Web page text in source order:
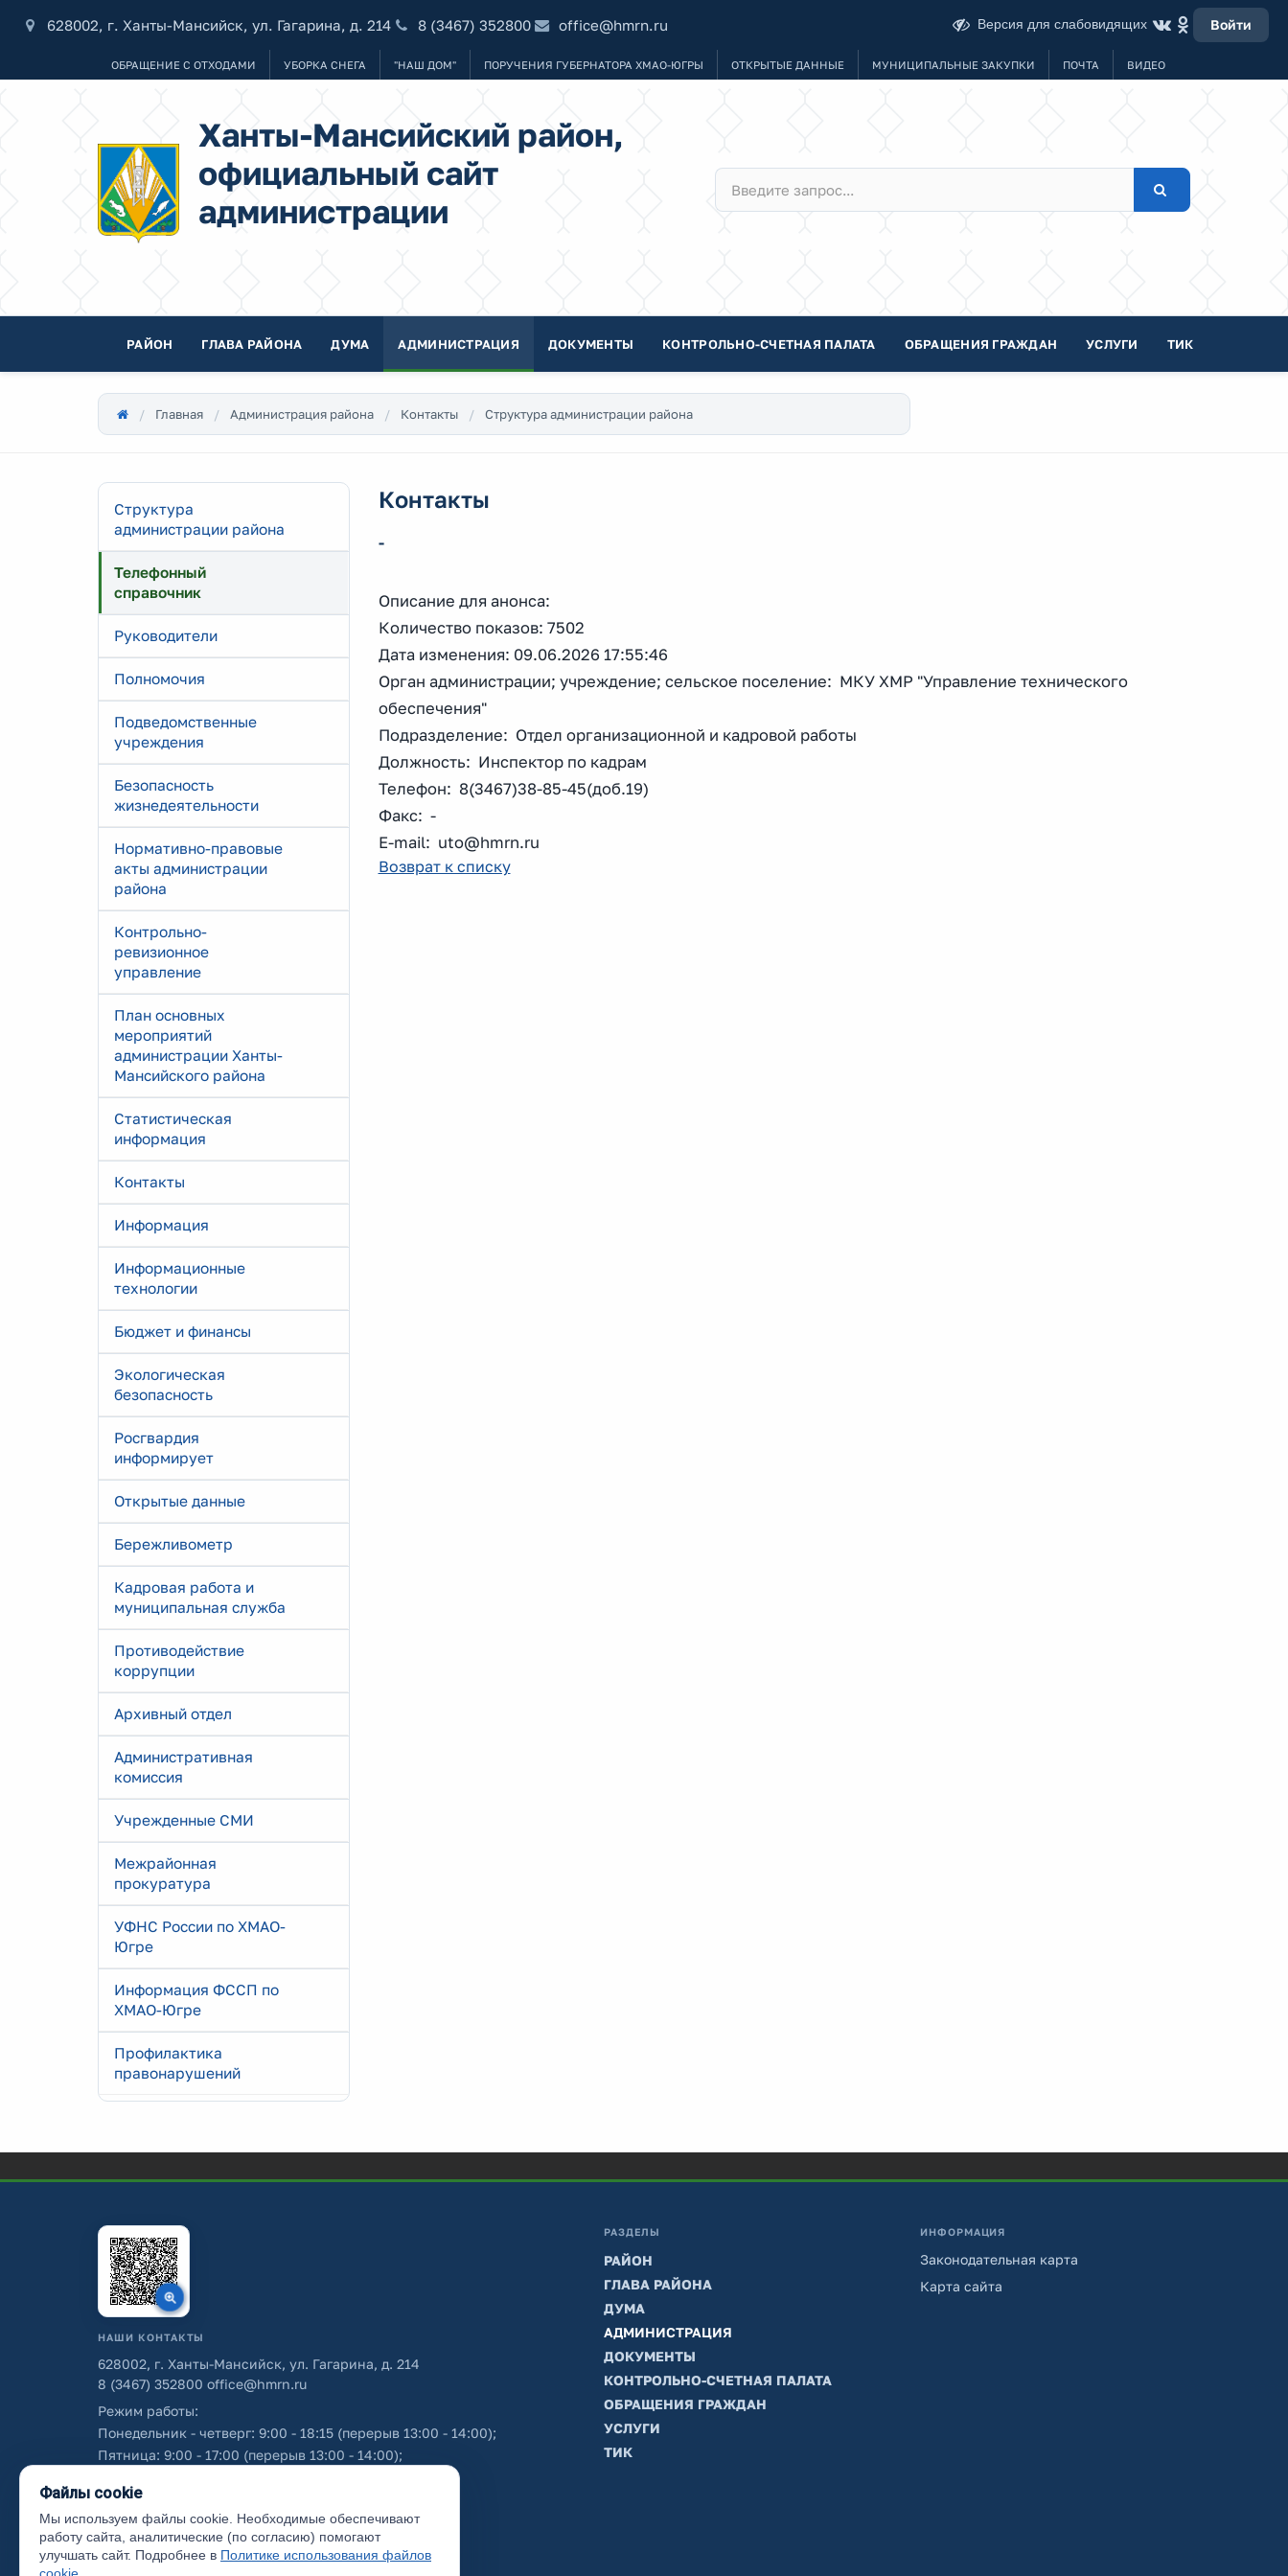
628002, г. Ханты-Мансийск, ул. Гагарина, д. 214 8 (3467) 352800 office@hmrn.ru Версия для слабовидящих Войти
ОБРАЩЕНИЕ С ОТХОДАМИ УБОРКА СНЕГА "НАШ ДОМ" ПОРУЧЕНИЯ ГУБЕРНАТОРА ХМАО-ЮГРЫ ОТКРЫТЫЕ ДАННЫЕ МУНИЦИПАЛЬНЫЕ ЗАКУПКИ ПОЧТА ВИДЕО
Ханты-Мансийский район,
официальный сайт
администрации
РАЙОН ГЛАВА РАЙОНА ДУМА АДМИНИСТРАЦИЯ ДОКУМЕНТЫ КОНТРОЛЬНО-СЧЕТНАЯ ПАЛАТА ОБРАЩЕНИЯ ГРАЖДАН УСЛУГИ ТИК
Главная Администрация района Контакты Структура администрации района
Структура
администрации района
Телефонный
справочник
Руководители
Полномочия
Подведомственные
учреждения
Безопасность
жизнедеятельности
Нормативно-правовые
акты администрации
района
Контрольно-
ревизионное
управление
План основных
мероприятий
администрации Ханты-
Мансийского района
Статистическая
информация
Контакты
Информация
Информационные
технологии
Бюджет и финансы
Экологическая
безопасность
Росгвардия
информирует
Открытые данные
Бережливометр
Кадровая работа и
муниципальная служба
Противодействие
коррупции
Архивный отдел
Административная
комиссия
Учрежденные СМИ
Межрайонная
прокуратура
УФНС России по ХМАО-
Югре
Информация ФССП по
ХМАО-Югре
Профилактика
правонарушений
Контакты
-
Описание для анонса:
Количество показов: 7502
Дата изменения: 09.06.2026 17:55:46
Орган администрации; учреждение; сельское поселение: МКУ ХМР "Управление технического
обеспечения"
Подразделение: Отдел организационной и кадровой работы
Должность: Инспектор по кадрам
Телефон: 8(3467)38-85-45(доб.19)
Факс: -
E-mail: uto@hmrn.ru
Возврат к списку
НАШИ КОНТАКТЫ
628002, г. Ханты-Мансийск, ул. Гагарина, д. 214
8 (3467) 352800 office@hmrn.ru
Режим работы:
Понедельник - четверг: 9:00 - 18:15 (перерыв 13:00 - 14:00);
Пятница: 9:00 - 17:00 (перерыв 13:00 - 14:00);
Об использовании персональных данных
РАЗДЕЛЫ
РАЙОН
ГЛАВА РАЙОНА
ДУМА
АДМИНИСТРАЦИЯ
ДОКУМЕНТЫ
КОНТРОЛЬНО-СЧЕТНАЯ ПАЛАТА
ОБРАЩЕНИЯ ГРАЖДАН
УСЛУГИ
ТИК
ИНФОРМАЦИЯ
Законодательная карта
Карта сайта
Файлы cookie
Мы используем файлы cookie. Необходимые обеспечивают
работу сайта, аналитические (по согласию) помогают
улучшать сайт. Подробнее в Политике использования файлов